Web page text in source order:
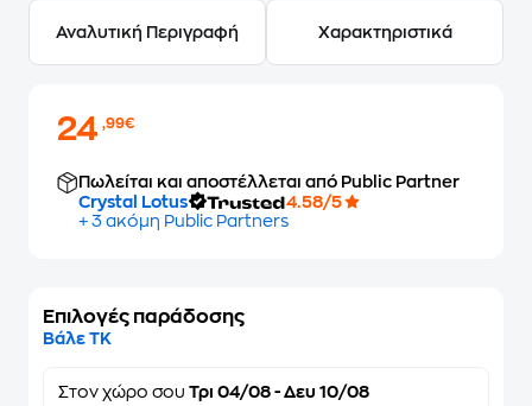
Αναλυτική Περιγραφή Χαρακτηριστικά
24,99€
Πωλείται και αποστέλλεται από Public Partner
Crystal Lotus
4.58/5
+ 3 ακόμη Public Partners
Επιλογές παράδοσης
Βάλε ΤΚ
Στον χώρο σου Τρι 04/08 - Δευ 10/08